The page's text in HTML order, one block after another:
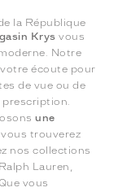
la République
Krys vous
Notre
écoute pour
de vue ou de
une
trouverez
nos collections
Lauren,
vous